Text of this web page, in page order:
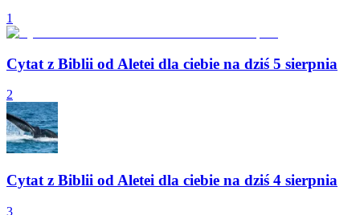
1
Cytat z Biblii od Aletei dla ciebie na dziś 5 sierpnia
2
Cytat z Biblii od Aletei dla ciebie na dziś 4 sierpnia
3